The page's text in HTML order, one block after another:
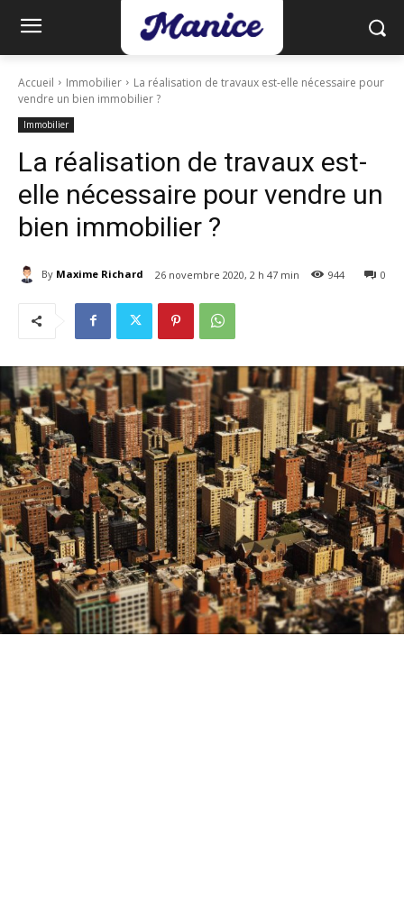
Accueil Immobilier
La réalisation de travaux est-elle nécessaire pour
vendre un bien immobilier ?
Immobilier
La réalisation de travaux est-
elle nécessaire pour vendre un
bien immobilier ?
By Maxime Richard 26 novembre 2020, 2 h 47 min 0
944